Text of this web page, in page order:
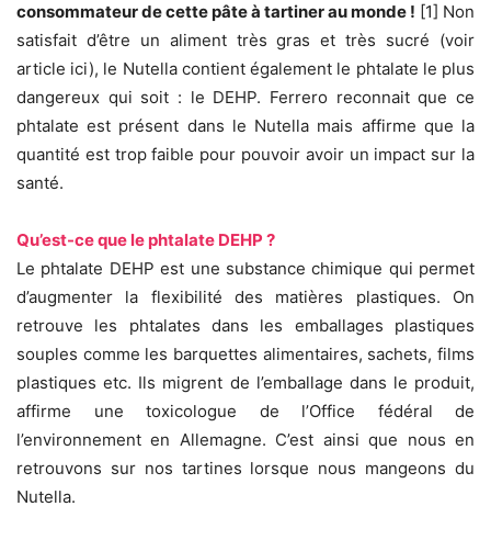
consommateur de cette pâte à tartiner au monde ! [1] Non
satisfait d’être un aliment très gras et très sucré (voir
article ici), le Nutella contient également le phtalate le plus
dangereux qui soit : le DEHP. Ferrero reconnait que ce
phtalate est présent dans le Nutella mais affirme que la
quantité est trop faible pour pouvoir avoir un impact sur la
santé.
Qu’est-ce que le phtalate DEHP ?
Le phtalate DEHP est une substance chimique qui permet
d’augmenter la flexibilité des matières plastiques. On
retrouve les phtalates dans les emballages plastiques
souples comme les barquettes alimentaires, sachets, films
plastiques etc. Ils migrent de l’emballage dans le produit,
affirme une toxicologue de l’Office fédéral de
l’environnement en Allemagne. C’est ainsi que nous en
retrouvons sur nos tartines lorsque nous mangeons du
Nutella.